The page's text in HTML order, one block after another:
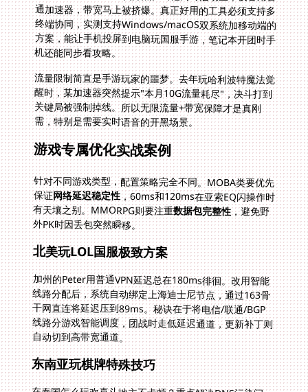
机还能同步看攻略。
流量限制简直是手游玩家的噩梦。去年玩哈利波特魔法觉
醒时，某加速器突然提示"本月10G流量耗尽"，决斗打到
关键局被强制掉线。所以无限流量+带宽保障才是真刚
需，特别是需要实时语音的开黑场景。
游戏专属优化实战案例
针对不同游戏类型，配置策略完全不同。MOBA类要优先
保证网络延迟稳定性，60ms和120ms在亚索EQ闪操作时
有天壤之别。MMORPG则要注重数据包完整性，避免野
外PK时因丢包突然瞬移。
北美玩LOL国服极致方案
加州的Peter用普通VPN延迟总在180ms徘徊。改用智能
线路分配后，系统自动绑定上海迪士尼节点，通过163骨
干网直连将延迟压到89ms。秘诀在于将电信/联通/BGP
线路分游戏智能调度，团战时走低延迟通道，更新补丁则
自动切到高带宽通道。
东南亚玩棋牌特殊技巧